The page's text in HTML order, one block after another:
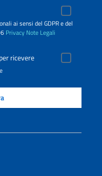
ai sensi del GDPR e del
Privacy Note Legali
ricevere